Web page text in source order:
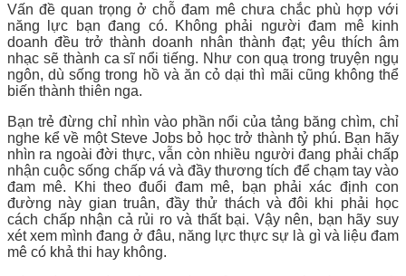
Vấn đề quan trọng ở chỗ đam mê chưa chắc phù hợp với
năng lực bạn đang có. Không phải người đam mê kinh
doanh đều trở thành doanh nhân thành đạt; yêu thích âm
nhạc sẽ thành ca sĩ nổi tiếng. Như con quạ trong truyện ngụ
ngôn, dù sống trong hồ và ăn cỏ dại thì mãi cũng không thể
biến thành thiên nga.
Bạn trẻ đừng chỉ nhìn vào phần nổi của tảng băng chìm, chỉ
nghe kể về một Steve Jobs bỏ học trở thành tỷ phú. Bạn hãy
nhìn ra ngoài đời thực, vẫn còn nhiều người đang phải chấp
nhận cuộc sống chấp vá và đầy thương tích để chạm tay vào
đam mê. Khi theo đuổi đam mê, bạn phải xác định con
đường này gian truân, đầy thử thách và đôi khi phải học
cách chấp nhận cả rủi ro và thất bại. Vậy nên, bạn hãy suy
xét xem mình đang ở đâu, năng lực thực sự là gì và liệu đam
mê có khả thi hay không.